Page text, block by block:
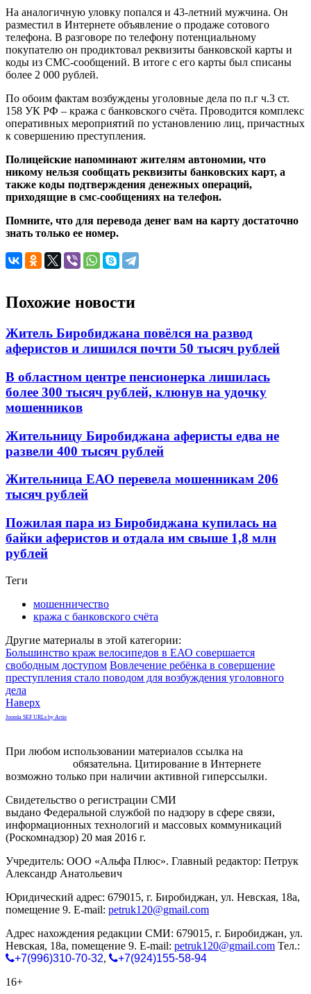
На аналогичную уловку попался и 43-летний мужчина. Он
разместил в Интернете объявление о продаже сотового
телефона. В разговоре по телефону потенциальному
покупателю он продиктовал реквизиты банковской карты и
коды из СМС-сообщений. В итоге с его карты был списаны
более 2 000 рублей.
По обоим фактам возбуждены уголовные дела по п.г ч.3 ст.
158 УК РФ – кража с банковского счёта. Проводится комплекс
оперативных мероприятий по установлению лиц, причастных
к совершению преступления.
Полицейские напоминают жителям автономии, что
никому нельзя сообщать реквизиты банковских карт, а
также коды подтверждения денежных операций,
приходящие в смс-сообщениях на телефон.
Помните, что для перевода денег вам на карту достаточно
знать только ее номер.
Похожие новости
Житель Биробиджана повёлся на развод
аферистов и лишился почти 50 тысяч рублей
В областном центре пенсионерка лишилась
более 300 тысяч рублей, клюнув на удочку
мошенников
Жительницу Биробиджана аферисты едва не
развели 400 тысяч рублей
Жительница ЕАО перевела мошенникам 206
тысяч рублей
Пожилая пара из Биробиджана купилась на
байки аферистов и отдала им свыше 1,8 млн
рублей
Теги
мошенничество
кража с банковского счёта
Другие материалы в этой категории:
Большинство краж велосипедов в ЕАО совершается
свободным доступом Вовлечение ребёнка в совершение
преступления стало поводом для возбуждения уголовного
дела
Наверх
Joomla SEF URLs by Artio
При любом использовании материалов ссылка на
обязательна. Цитирование в Интернете
возможно только при наличии активной гиперссылки.
Свидетельство о регистрации СМИ
выдано Федеральной службой по надзору в сфере связи,
информационных технологий и массовых коммуникаций
(Роскомнадзор) 20 мая 2016 г.
Учредитель: ООО «Альфа Плюс». Главный редактор: Петрук
Александр Анатольевич
Юридический адрес: 679015, г. Биробиджан, ул. Невская, 18а,
помещение 9. E-mail: petruk120@gmail.com
Адрес нахождения редакции СМИ: 679015, г. Биробиджан, ул.
Невская, 18а, помещение 9. E-mail: petruk120@gmail.com Тел.:
+7(996)310-70-32,
+7(924)155-58-94
16+